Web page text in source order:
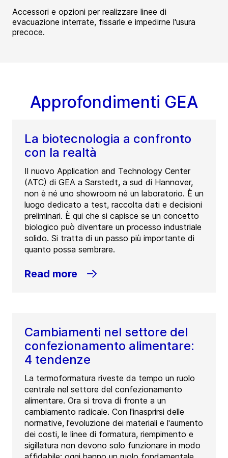
Accessori e opzioni per realizzare linee di
evacuazione interrate, fissarle e impedirne l'usura
precoce.
Approfondimenti GEA
La biotecnologia a confronto
con la realtà
Il nuovo Application and Technology Center
(ATC) di GEA a Sarstedt, a sud di Hannover,
non è né uno showroom né un laboratorio. È un
luogo dedicato a test, raccolta dati e decisioni
preliminari. È qui che si capisce se un concetto
biologico può diventare un processo industriale
solido. Si tratta di un passo più importante di
quanto possa sembrare.
Read more
Cambiamenti nel settore del
confezionamento alimentare:
4 tendenze
La termoformatura riveste da tempo un ruolo
centrale nel settore del confezionamento
alimentare. Ora si trova di fronte a un
cambiamento radicale. Con l'inasprirsi delle
normative, l'evoluzione dei materiali e l'aumento
dei costi, le linee di formatura, riempimento e
sigillatura non devono solo funzionare in modo